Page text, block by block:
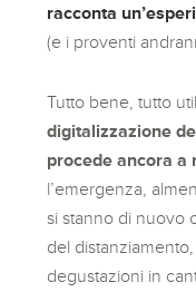
racconta
(e i proventi
Tutto bene, tutto
digitalizzazione
procede ancora a
l’emergenza,
si stanno di nuovo
del
degustazioni in